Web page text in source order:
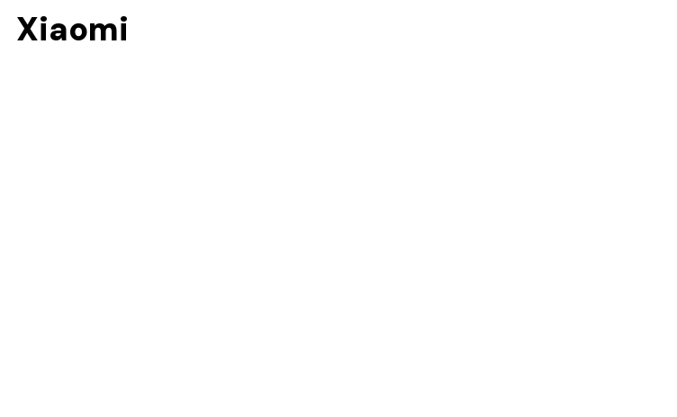
Xiaomi